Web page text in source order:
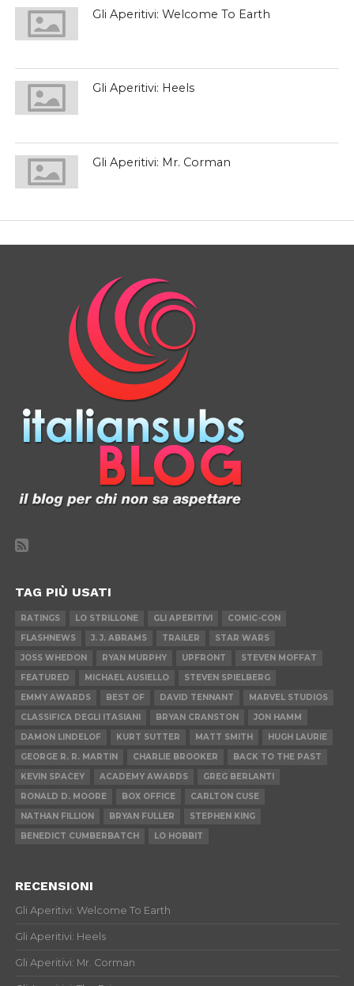
Gli Aperitivi: Welcome To Earth
Gli Aperitivi: Heels
Gli Aperitivi: Mr. Corman
TAG PIÙ USATI
RATINGS LO STRILLONE GLI APERITIVI
COMIC-CON
FLASHNEWS
J. J. ABRAMS TRAILER
STAR WARS
JOSS WHEDON
RYAN MURPHY UPFRONT
STEVEN MOFFAT
FEATURED
MICHAEL AUSIELLO
STEVEN SPIELBERG
EMMY AWARDS
BEST OF DAVID TENNANT
MARVEL STUDIOS
CLASSIFICA DEGLI ITASIANI
BRYAN CRANSTON
JON HAMM
DAMON LINDELOF
KURT SUTTER MATT SMITH
HUGH LAURIE
GEORGE R. R. MARTIN
CHARLIE BROOKER
BACK TO THE PAST
KEVIN SPACEY
ACADEMY AWARDS
GREG BERLANTI
RONALD D. MOORE
BOX OFFICE
CARLTON CUSE
NATHAN FILLION
BRYAN FULLER
STEPHEN KING
BENEDICT CUMBERBATCH
LO HOBBIT
RECENSIONI
Gli Aperitivi: Welcome To Earth
Gli Aperitivi: Heels
Gli Aperitivi: Mr. Corman